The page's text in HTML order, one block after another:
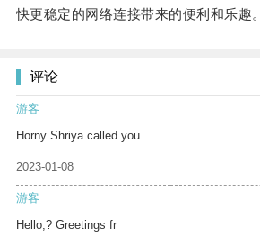
快更稳定的网络连接带来的便利和乐趣。
评论
游客
Horny Shriya called you
2023-01-08
游客
Hello,? Greetings fr